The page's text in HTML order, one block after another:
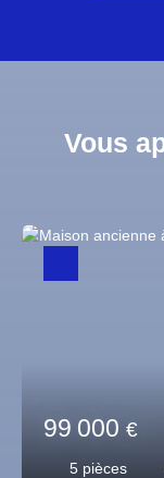
Vous
99 000 €
5 pièces